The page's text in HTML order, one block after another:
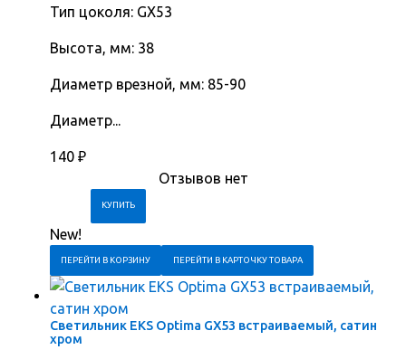
Тип цоколя: GX53
Высота, мм: 38
Диаметр врезной, мм: 85-90
Диаметр...
140 ₽
Отзывов нет
New!
ПЕРЕЙТИ В КОРЗИНУ ПЕРЕЙТИ В КАРТОЧКУ ТОВАРА
Светильник EKS Optima GX53 встраиваемый, сатин
хром